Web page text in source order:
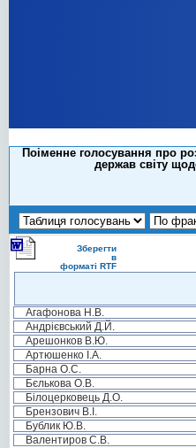
Поіменне голосування про
держав світу
Зберегти
в
форматі RTF
Агафонова Н.В.
Андрієвський Д.Й.
Арешонков В.Ю.
Артюшенко І.А.
Барна О.С.
Бєлькова О.В.
Білоцерковець Д.О.
Брензович В.І.
Бублик Ю.В.
Валентиров С.В.